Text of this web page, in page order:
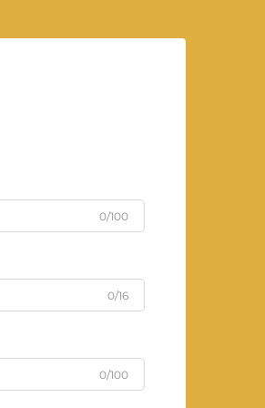
0/100
0/16
0/100